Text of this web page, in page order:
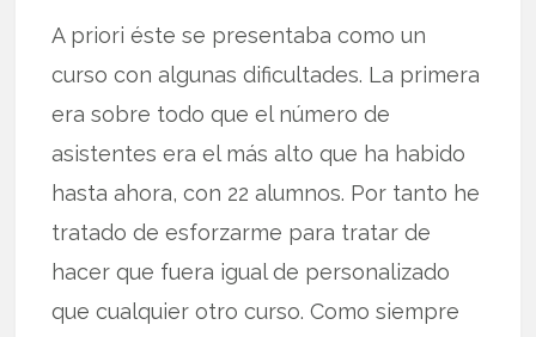
A priori éste se presentaba como un
curso con algunas dificultades. La primera
era sobre todo que el número de
asistentes era el más alto que ha habido
hasta ahora, con 22 alumnos. Por tanto he
tratado de esforzarme para tratar de
hacer que fuera igual de personalizado
que cualquier otro curso. Como siempre